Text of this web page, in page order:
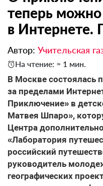
теперь можно
в Интернете.
Автор: Учительская
На чтение: ≈ 1 мин.
В Москве состоялась
за пределами
Приключение» в
Матвея Шпаро»,
Центра
«Лаборатория
российский
руководитель
географических